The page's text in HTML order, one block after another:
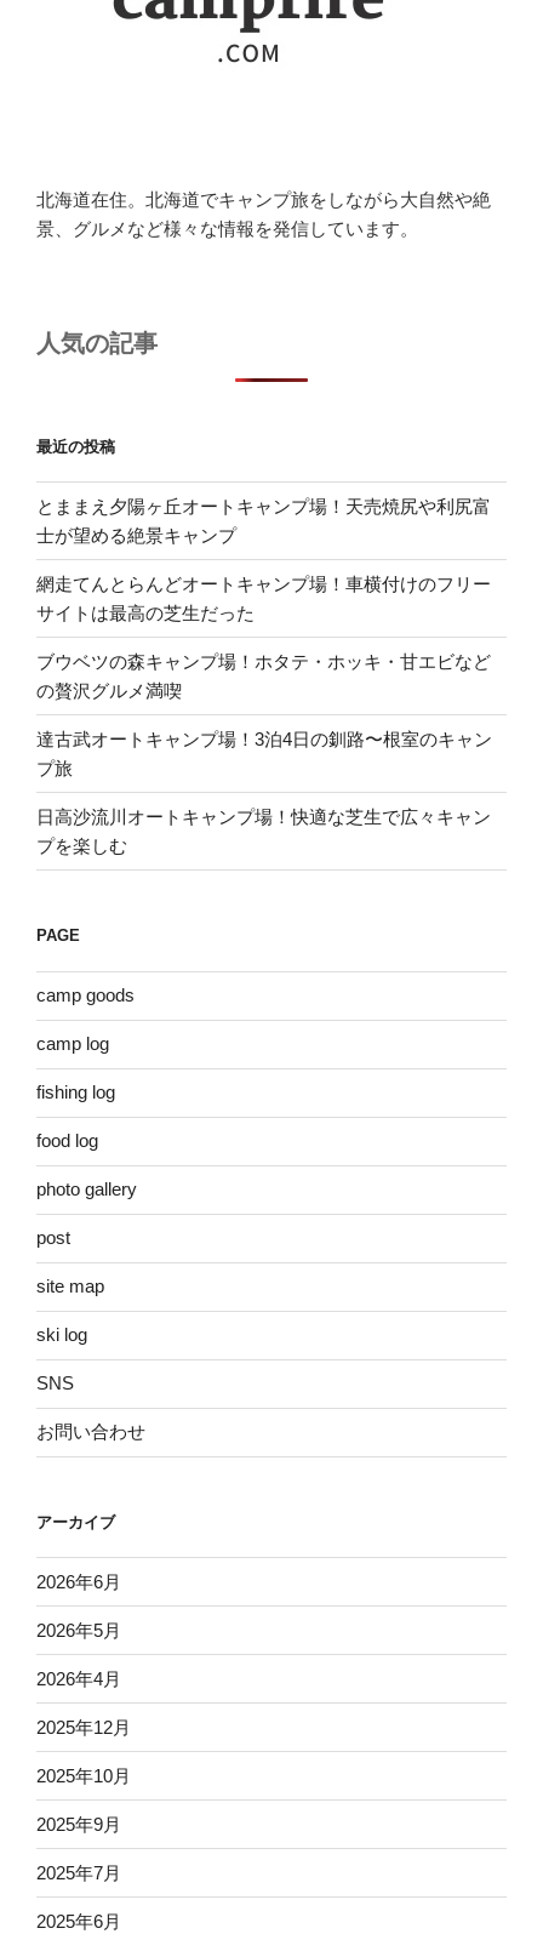
北海道在住。北海道でキャンプ旅をしながら大自然や絶
景、グルメなど様々な情報を発信しています。
人気の記事
最近の投稿
とままえ夕陽ヶ丘オートキャンプ場！天売焼尻や利尻富
士が望める絶景キャンプ
網走てんとらんどオートキャンプ場！車横付けのフリー
サイトは最高の芝生だった
ブウベツの森キャンプ場！ホタテ・ホッキ・甘エビなど
の贅沢グルメ満喫
達古武オートキャンプ場！3泊4日の釧路〜根室のキャン
プ旅
日高沙流川オートキャンプ場！快適な芝生で広々キャン
プを楽しむ
PAGE
camp goods
camp log
fishing log
food log
photo gallery
post
site map
ski log
SNS
お問い合わせ
アーカイブ
2026年6月
2026年5月
2026年4月
2025年12月
2025年10月
2025年9月
2025年7月
2025年6月